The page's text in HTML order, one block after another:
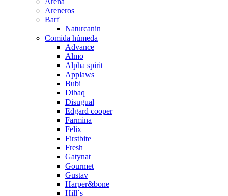
Areneros
Barf
Naturcanin
Comida húmeda
Advance
Almo
Alpha spirit
Applaws
Bubi
Dibaq
Disugual
Edgard cooper
Farmina
Felix
Firstbite
Fresh
Gatynat
Gourmet
Gustav
Harper&bone
Hill´s